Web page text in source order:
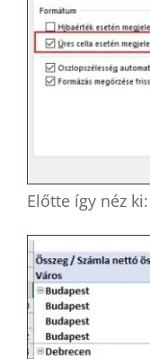
Előtte így néz ki: